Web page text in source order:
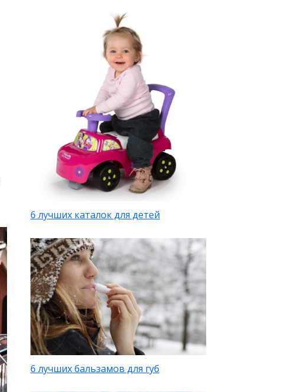
6 лучших каталок для детей
6 лучших бальзамов для губ